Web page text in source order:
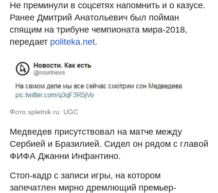
Не преминули в соцсетях напомнить и о казусе.
Ранее Дмитрий Анатольевич был пойман
спящим на трибуне чемпионата мира-2018,
передает politeka.net.
Фото spletnik.ru: UGC
Медведев присутствовал на матче между
Сербией и Бразилией. Сидел он рядом с главой
ФИФА Джанни Инфантино.
Стоп-кадр с записи игры, на котором
запечатлен мирно дремлющий премьер-